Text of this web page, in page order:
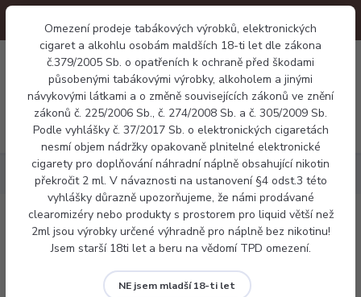
Omezení prodeje tabákových výrobků, elektronických
cigaret a alkohlu osobám maldších 18-ti let dle zákona
č.379/2005 Sb. o opatřeních k ochraně před škodami
působenými tabákovými výrobky, alkoholem a jinými
návykovými látkami a o změně souvisejících zákonů ve znění
zákonů č. 225/2006 Sb., č. 274/2008 Sb. a č. 305/2009 Sb.
Podle vyhlášky č. 37/2017 Sb. o elektronických cigaretách
nesmí objem nádržky opakovaně plnitelné elektronické
cigarety pro doplňování náhradní náplně obsahující nikotin
překročit 2 ml. V návaznosti na ustanovení §4 odst.3 této
vyhlášky důrazně upozorňujeme, že námi prodávané
clearomizéry nebo produkty s prostorem pro liquid větší než
2ml jsou výrobky určené výhradně pro náplně bez nikotinu!
Jsem starší 18ti let a beru na vědomí TPD omezení.
NE jsem mladší 18-ti let
Menu
0 Kč
Elektronické cigarety KangerTech Ubox rose gold
KangerTech Ubox rose gold